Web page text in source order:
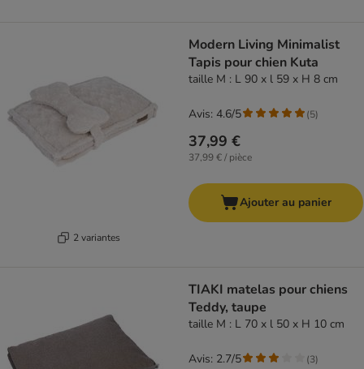
2 variantes
Modern Living Minimalist
Tapis pour chien Kuta
taille M : L 90 x l 59 x H 8 cm
37,99 €
37,99 € / pièce
Avis: 4.6/5 (5)
Ajouter au panier
TIAKI matelas pour chiens
Teddy, taupe
taille M : L 70 x l 50 x H 10 cm
Avis: 2.7/5 (3)